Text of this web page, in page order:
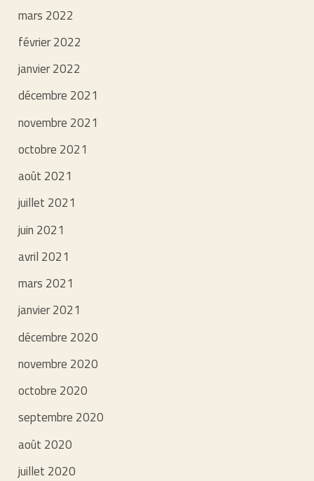
mars 2022
février 2022
janvier 2022
décembre 2021
novembre 2021
octobre 2021
août 2021
juillet 2021
juin 2021
avril 2021
mars 2021
janvier 2021
décembre 2020
novembre 2020
octobre 2020
septembre 2020
août 2020
juillet 2020